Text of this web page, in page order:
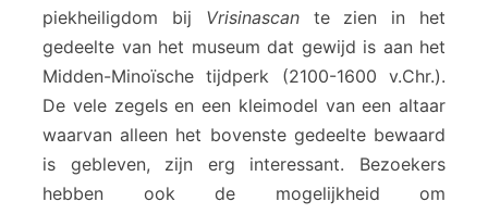
piekheiligdom bij Vrisinascante zien in het
gedeelte van het museum dat gewijd is aan het
Midden-Minoïsche tijdperk (2100-1600 v.Chr.).
De vele zegels en een kleimodel van een altaar
waarvan alleen het bovenste gedeelte bewaard
is gebleven, zijn erg interessant. Bezoekers
hebben ook de mogelijkheid om